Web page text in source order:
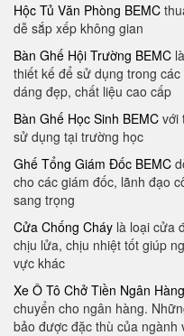
Hộc Tủ Văn Phòng BEMC
dễ sắp xếp không gian
Bàn Ghế Hội Trường BEMC
thiết kế để sử dụng trong
dáng đẹp, chất liệu cao cấp
Bàn Ghế Học Sinh BEMC với
sử dụng tại trường học
Ghế Tổng Giám Đốc BEMC
cho các giám đốc, lãnh đạo
sang trọng
Cửa Chống Cháy là loại cửa
chịu lửa, chịu nhiệt tốt giúp
vực khác
Xe Ô Tô Chở Tiền Ngân Hàng
chuyển cho ngân hàng.
bảo được đặc thù của ngành